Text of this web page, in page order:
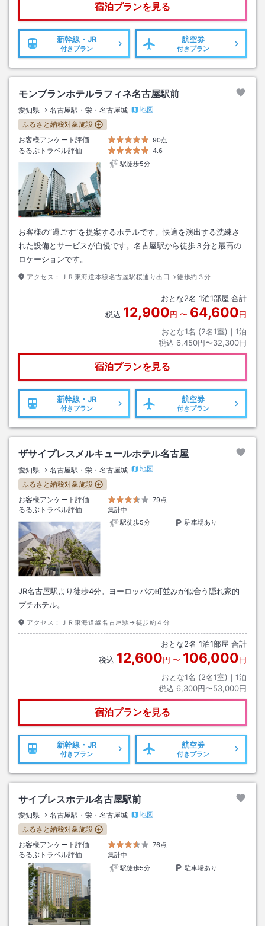
宿泊プランを見る
新幹線・JR
付きプラン
航空券
付きプラン
モンブランホテルラフィネ名古屋駅前
愛知県 名古屋駅・栄・名古屋城
地図
ふるさと納税対象施設
お客様アンケート評価
90点
るるぶトラベル評価
4.6
駅徒歩5分
お客様の”過ごす”を提案するホテルです。快適を演出する洗練さ
れた設備とサービスが自慢です。名古屋駅から徒歩３分と最高の
ロケーションです。
アクセス： ＪＲ東海道本線名古屋駅桜通り出口→徒歩約３分
おとな2名 1泊1部屋 合計
税込 12,900円 〜 64,600円
おとな1名 (2名1室)｜ 1泊
税込 6,450円〜32,300円
宿泊プランを見る
新幹線・JR
付きプラン
航空券
付きプラン
ザサイプレスメルキュールホテル名古屋
愛知県 名古屋駅・栄・名古屋城
地図
ふるさと納税対象施設
お客様アンケート評価
79点
るるぶトラベル評価
集計中
駅徒歩5分
駐車場あり
JR名古屋駅より徒歩4分。ヨーロッパの町並みが似合う隠れ家的
プチホテル。
アクセス： ＪＲ東海道線名古屋駅→徒歩約４分
おとな2名 1泊1部屋 合計
税込 12,600円 〜 106,000円
おとな1名 (2名1室)｜ 1泊
税込 6,300円〜53,000円
宿泊プランを見る
新幹線・JR
付きプラン
航空券
付きプラン
サイプレスホテル名古屋駅前
愛知県 名古屋駅・栄・名古屋城
地図
ふるさと納税対象施設
お客様アンケート評価
76点
るるぶトラベル評価
集計中
駅徒歩5分
駐車場あり